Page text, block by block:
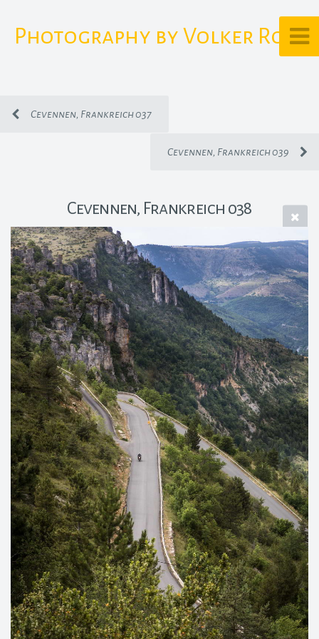
Photography by Volker Rost
Cevennen, Frankreich 037
Cevennen, Frankreich 039
Cevennen, Frankreich 038